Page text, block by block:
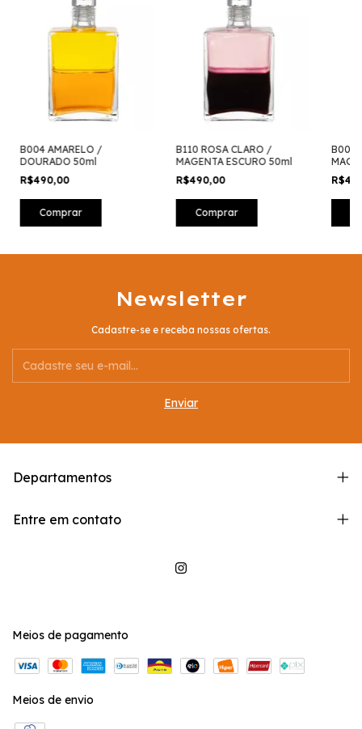
B004 AMARELO /
DOURADO 50ml
R$490,00
B110 ROSA CLARO /
MAGENTA ESCURO 50ml
R$490,00
B000
Newsletter
Cadastre-se e receba nossas ofertas.
Departamentos
Entre em contato
Meios de pagamento
Meios de envio